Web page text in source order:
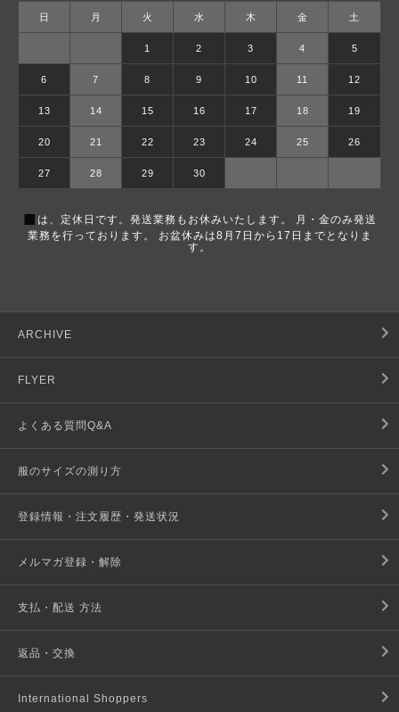
日 月 火 水 木 金 土
1 2 3 4 5
6 7 8 9 10 11 12
13 14 15 16 17 18 19
20 21 22 23 24 25 26
27 28 29 30
■ は、定休日です。発送業務もお休みいたします。 月・金のみ発送
業務を行っております。 お盆休みは8月7日から17日までとなりま
す。
ARCHIVE
FLYER
よくある質問Q&A
服のサイズの測り方
登録情報・注文履歴・発送状況
メルマガ登録・解除
支払・配送 方法
返品・交換
International Shoppers